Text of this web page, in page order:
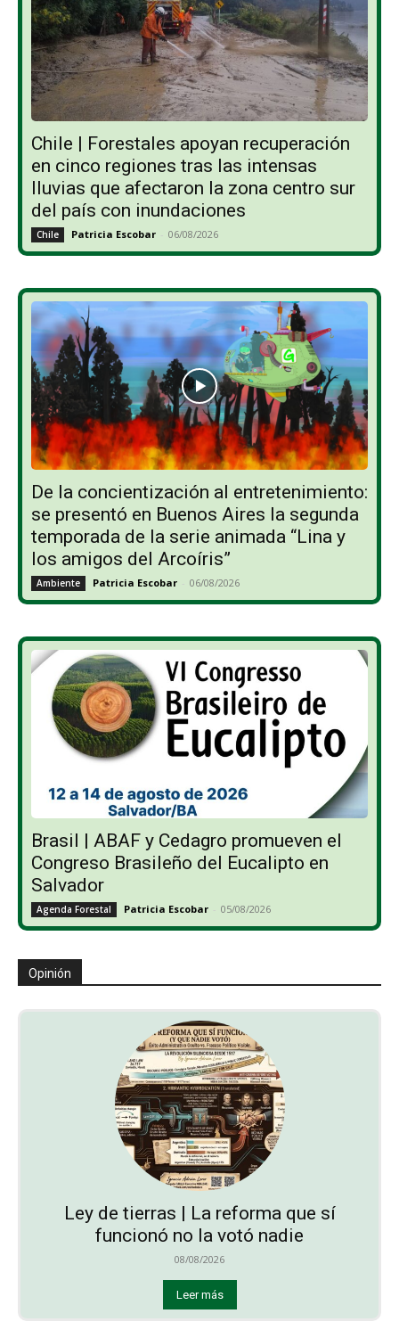
Chile | Forestales apoyan recuperación
en cinco regiones tras las intensas
lluvias que afectaron la zona centro sur
del país con inundaciones
Chile Patricia Escobar - 06/08/2026
De la concientización al entretenimiento:
se presentó en Buenos Aires la segunda
temporada de la serie animada “Lina y
los amigos del Arcoíris”
Ambiente Patricia Escobar - 06/08/2026
Brasil | ABAF y Cedagro promueven el
Congreso Brasileño del Eucalipto en
Salvador
Agenda Forestal Patricia Escobar - 05/08/2026
Opinión
Ley de tierras | La reforma que sí
funcionó no la votó nadie
08/08/2026
Leer más